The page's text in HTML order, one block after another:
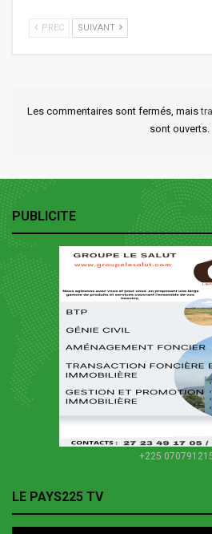
PREC SUIVANT
Les commentaires sont fermés, mais
sont ouverts.
PUBLICITE
+225
LE PAYS225 TV